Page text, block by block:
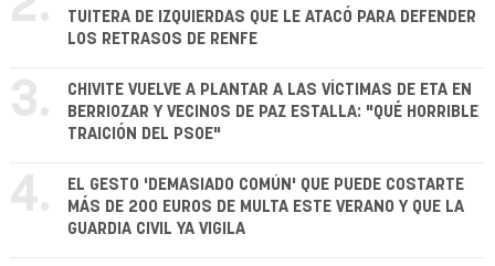
TUITERA DE IZQUIERDAS QUE LE ATACÓ PARA DEFENDER
LOS RETRASOS DE RENFE
3.
CHIVITE VUELVE A PLANTAR A LAS VÍCTIMAS DE ETA EN
BERRIOZAR Y VECINOS DE PAZ ESTALLA: "QUÉ HORRIBLE
TRAICIÓN DEL PSOE"
4.
EL GESTO 'DEMASIADO COMÚN' QUE PUEDE COSTARTE
MÁS DE 200 EUROS DE MULTA ESTE VERANO Y QUE LA
GUARDIA CIVIL YA VIGILA